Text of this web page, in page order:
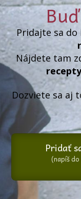
Pridajte sa do
Nájdete tam
recepty
Dozviete sa aj
Pridať
(napíš